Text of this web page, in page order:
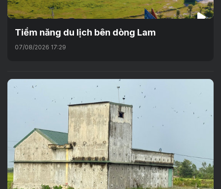
Tiềm năng du lịch bên dòng Lam
07/08/2026 17:29